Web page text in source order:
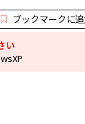
ブックマークに
い